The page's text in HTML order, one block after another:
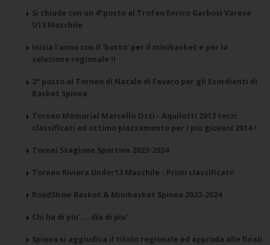
Si chiude con un 4°posto al Trofeo Enrico Garbosi Varese
U13 Maschile
Inizia l'anno con il 'botto' per il minibasket e per la
selezione regionale !!
2° posto al Torneo di Natale di Favaro per gli Esordienti di
Basket Spinea
Torneo Memorial Marcello Osti - Aquilotti 2013 terzi
classificati ed ottimo piazzamento per i più giovani 2014 !
Tornei Stagione Sportiva 2023-2024
Torneo Riviera Under13 Maschile - Primi classificati!
RoadShow Basket & Minibasket Spinea 2023-2024
Chi ha di piu' ... dia di piu'
Spinea si aggiudica il titolo regionale ed approda alle finali